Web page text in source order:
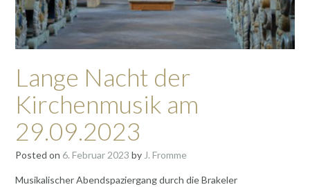
Lange Nacht der
Kirchenmusik am
29.09.2023
Posted on 6. Februar 2023 by J. Fromme
Musikalischer Abendspaziergang durch die Brakeler